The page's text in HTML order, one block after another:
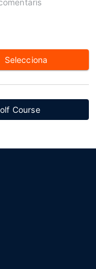
Selecciona
Course